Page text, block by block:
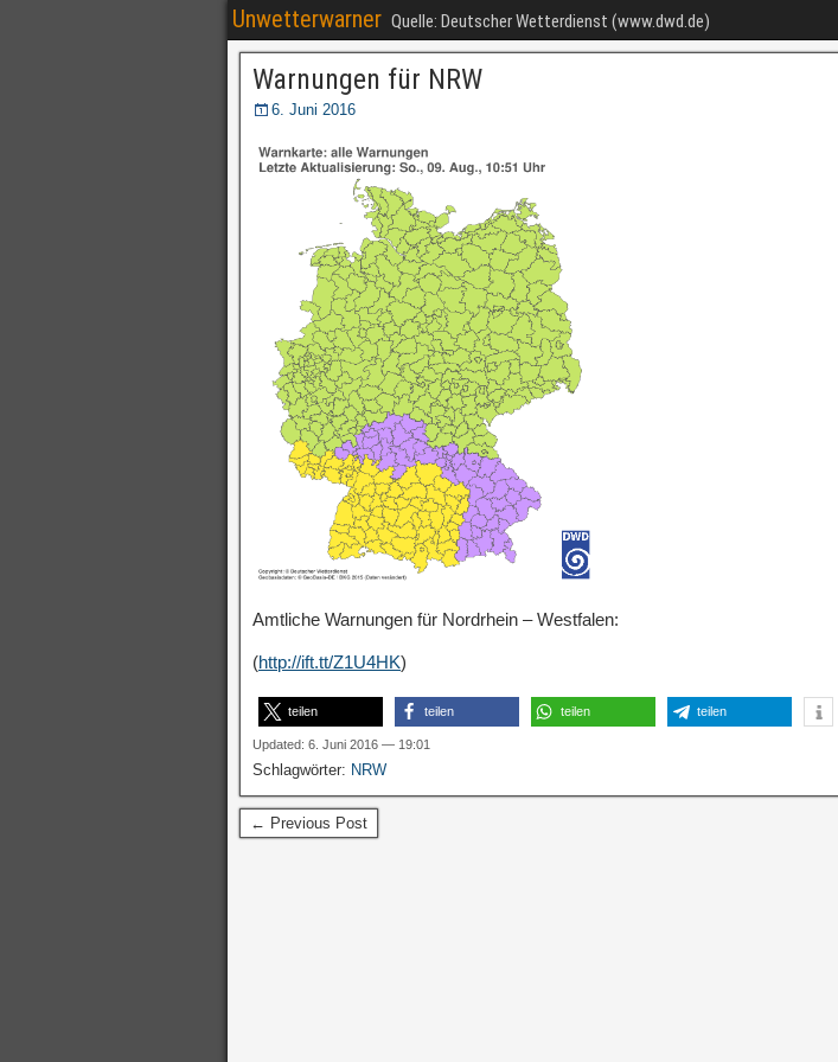
Unwetterwarner Quelle: Deutscher Wetterdienst (www.dwd.de)
Warnungen für NRW
6. Juni 2016
Amtliche Warnungen für Nordrhein – Westfalen:
(http://ift.tt/Z1U4HK)
teilen teilen teilen teilen
Updated: 6. Juni 2016 — 19:01
Schlagwörter: NRW
← Previous Post